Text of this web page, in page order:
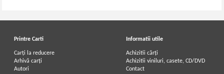
Printre Carti
Carți la reducere
Arhivă carți
Autori
Informatii utile
Achizitii cărți
Achizitii viniluri, casete, CD/DVD
Contact